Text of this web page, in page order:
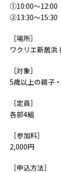
①10:00～12:00
②13:30～15:30
［場所］
ワクリエ新居浜
［対象］
5歳以上の親子
［定員］
各部4組
［参加料］
2,000円
［申込方法］